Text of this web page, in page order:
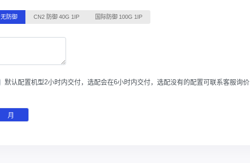
无防御 CN2 防御 40G 1IP 国际防御 100G 1IP
默认配置机型2小时内交付，选配会在6小时内交付，选配没有的配置可联系客服询价
月